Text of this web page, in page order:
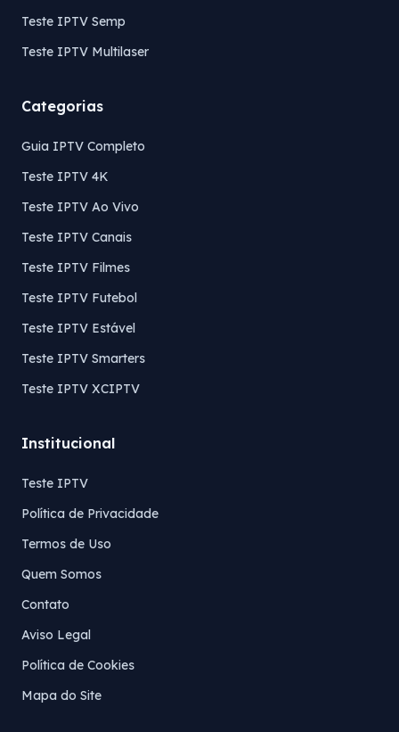
Teste IPTV Semp
Teste IPTV Multilaser
Categorias
Guia IPTV Completo
Teste IPTV 4K
Teste IPTV Ao Vivo
Teste IPTV Canais
Teste IPTV Filmes
Teste IPTV Futebol
Teste IPTV Estável
Teste IPTV Smarters
Teste IPTV XCIPTV
Institucional
Teste IPTV
Política de Privacidade
Termos de Uso
Quem Somos
Contato
Aviso Legal
Política de Cookies
Mapa do Site